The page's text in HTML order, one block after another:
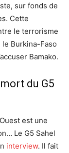
sur fonds de
Cette
le terrorisme
Burkina-Faso
Bamako.
du G5
est une
Le G5 Sahel
interview. Il fait